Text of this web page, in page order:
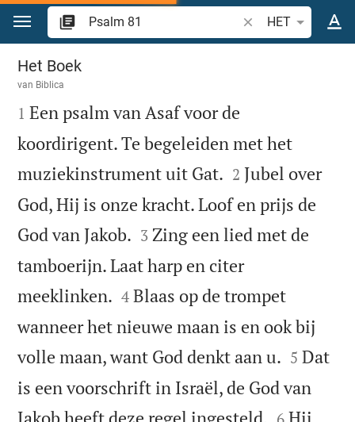
Spring naar inhoud
Zoek Bijbelvers of
HET
Psalm 81
Het Boek
van Biblica

1 Een psalm van Asaf voor de
koordirigent. Te begeleiden met het
muziekinstrument uit Gat. 

2 Jubel over
God, Hij is onze kracht. Loof en prijs de
God van Jakob. 

3 Zing een lied met de
tamboerijn. Laat harp en citer
meeklinken. 

4 Blaas op de trompet
wanneer het nieuwe maan is en ook bij
volle maan, want God denkt aan u. 

5 Dat
is een voorschrift in Israël, de God van
Jakob heeft deze regel ingesteld. 
Hij